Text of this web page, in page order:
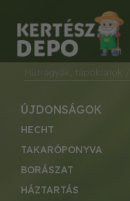
Műtrágyák, tápoldatok
ÚJDONSÁGOK
HECHT
TAKARÓPONYVA
BORÁSZAT
HÁZTARTÁS